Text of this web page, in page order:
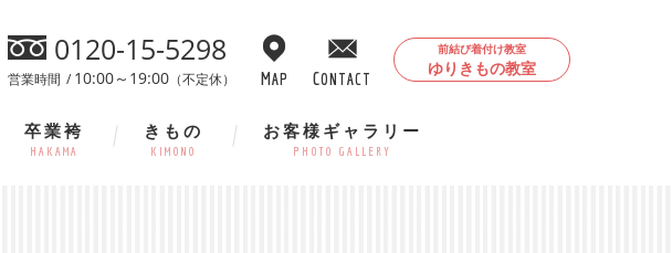
0120-15-5298
営業時間 10:00～19:00 （不定休） MAP CONTACT
前結び着付け教室
ゆりきもの教室
卒業袴
HAKAMA
きもの
KIMONO
お客様ギャラリー
PHOTO GALLERY